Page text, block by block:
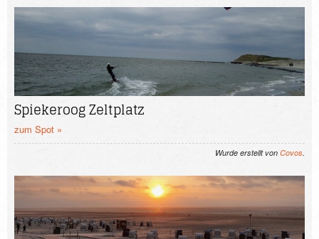
Spiekeroog Zeltplatz
zum Spot »
Wurde erstellt von Covos